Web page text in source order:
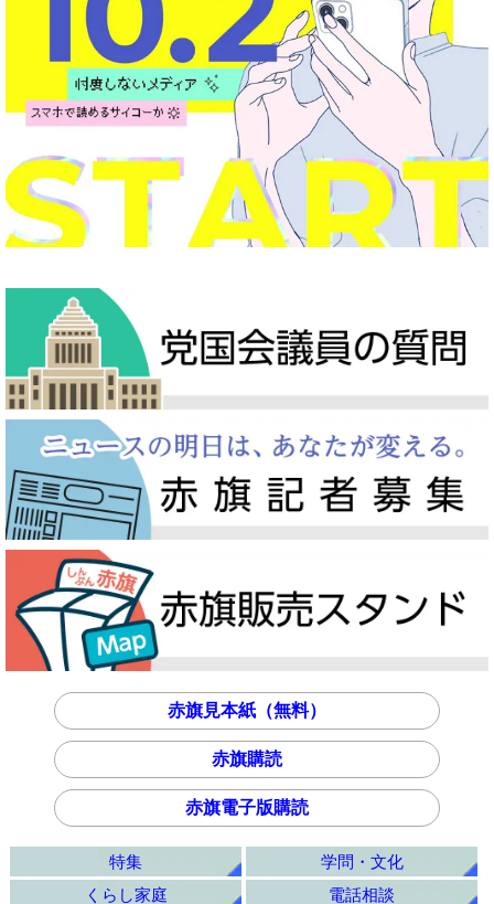
赤旗見本紙（無料）
赤旗購読
赤旗電子版購読
特集
学問・文化
くらし家庭
電話相談